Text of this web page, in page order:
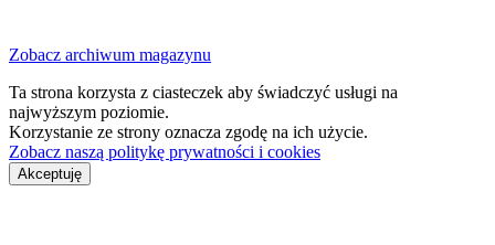
Zobacz archiwum magazynu
Ta strona korzysta z ciasteczek aby świadczyć usługi na
najwyższym poziomie.
Korzystanie ze strony oznacza zgodę na ich użycie.
Zobacz naszą politykę prywatności i cookies
Akceptuję